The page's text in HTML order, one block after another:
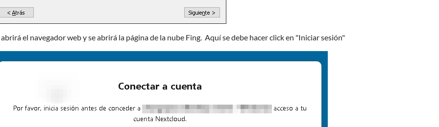
abrirá el navegador web y se abrirá la página de la nube Fing. Aquí se debe hacer click en "Iniciar sesión"